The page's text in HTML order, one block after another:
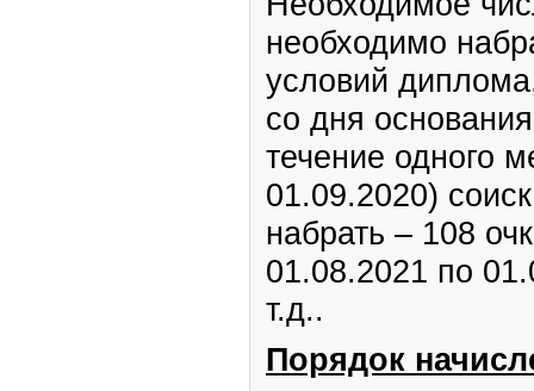
необходимо
условий
со дня
течение одного
01.09.2020)
набрать – 108
01.08.2021 по
т.д..
Порядок